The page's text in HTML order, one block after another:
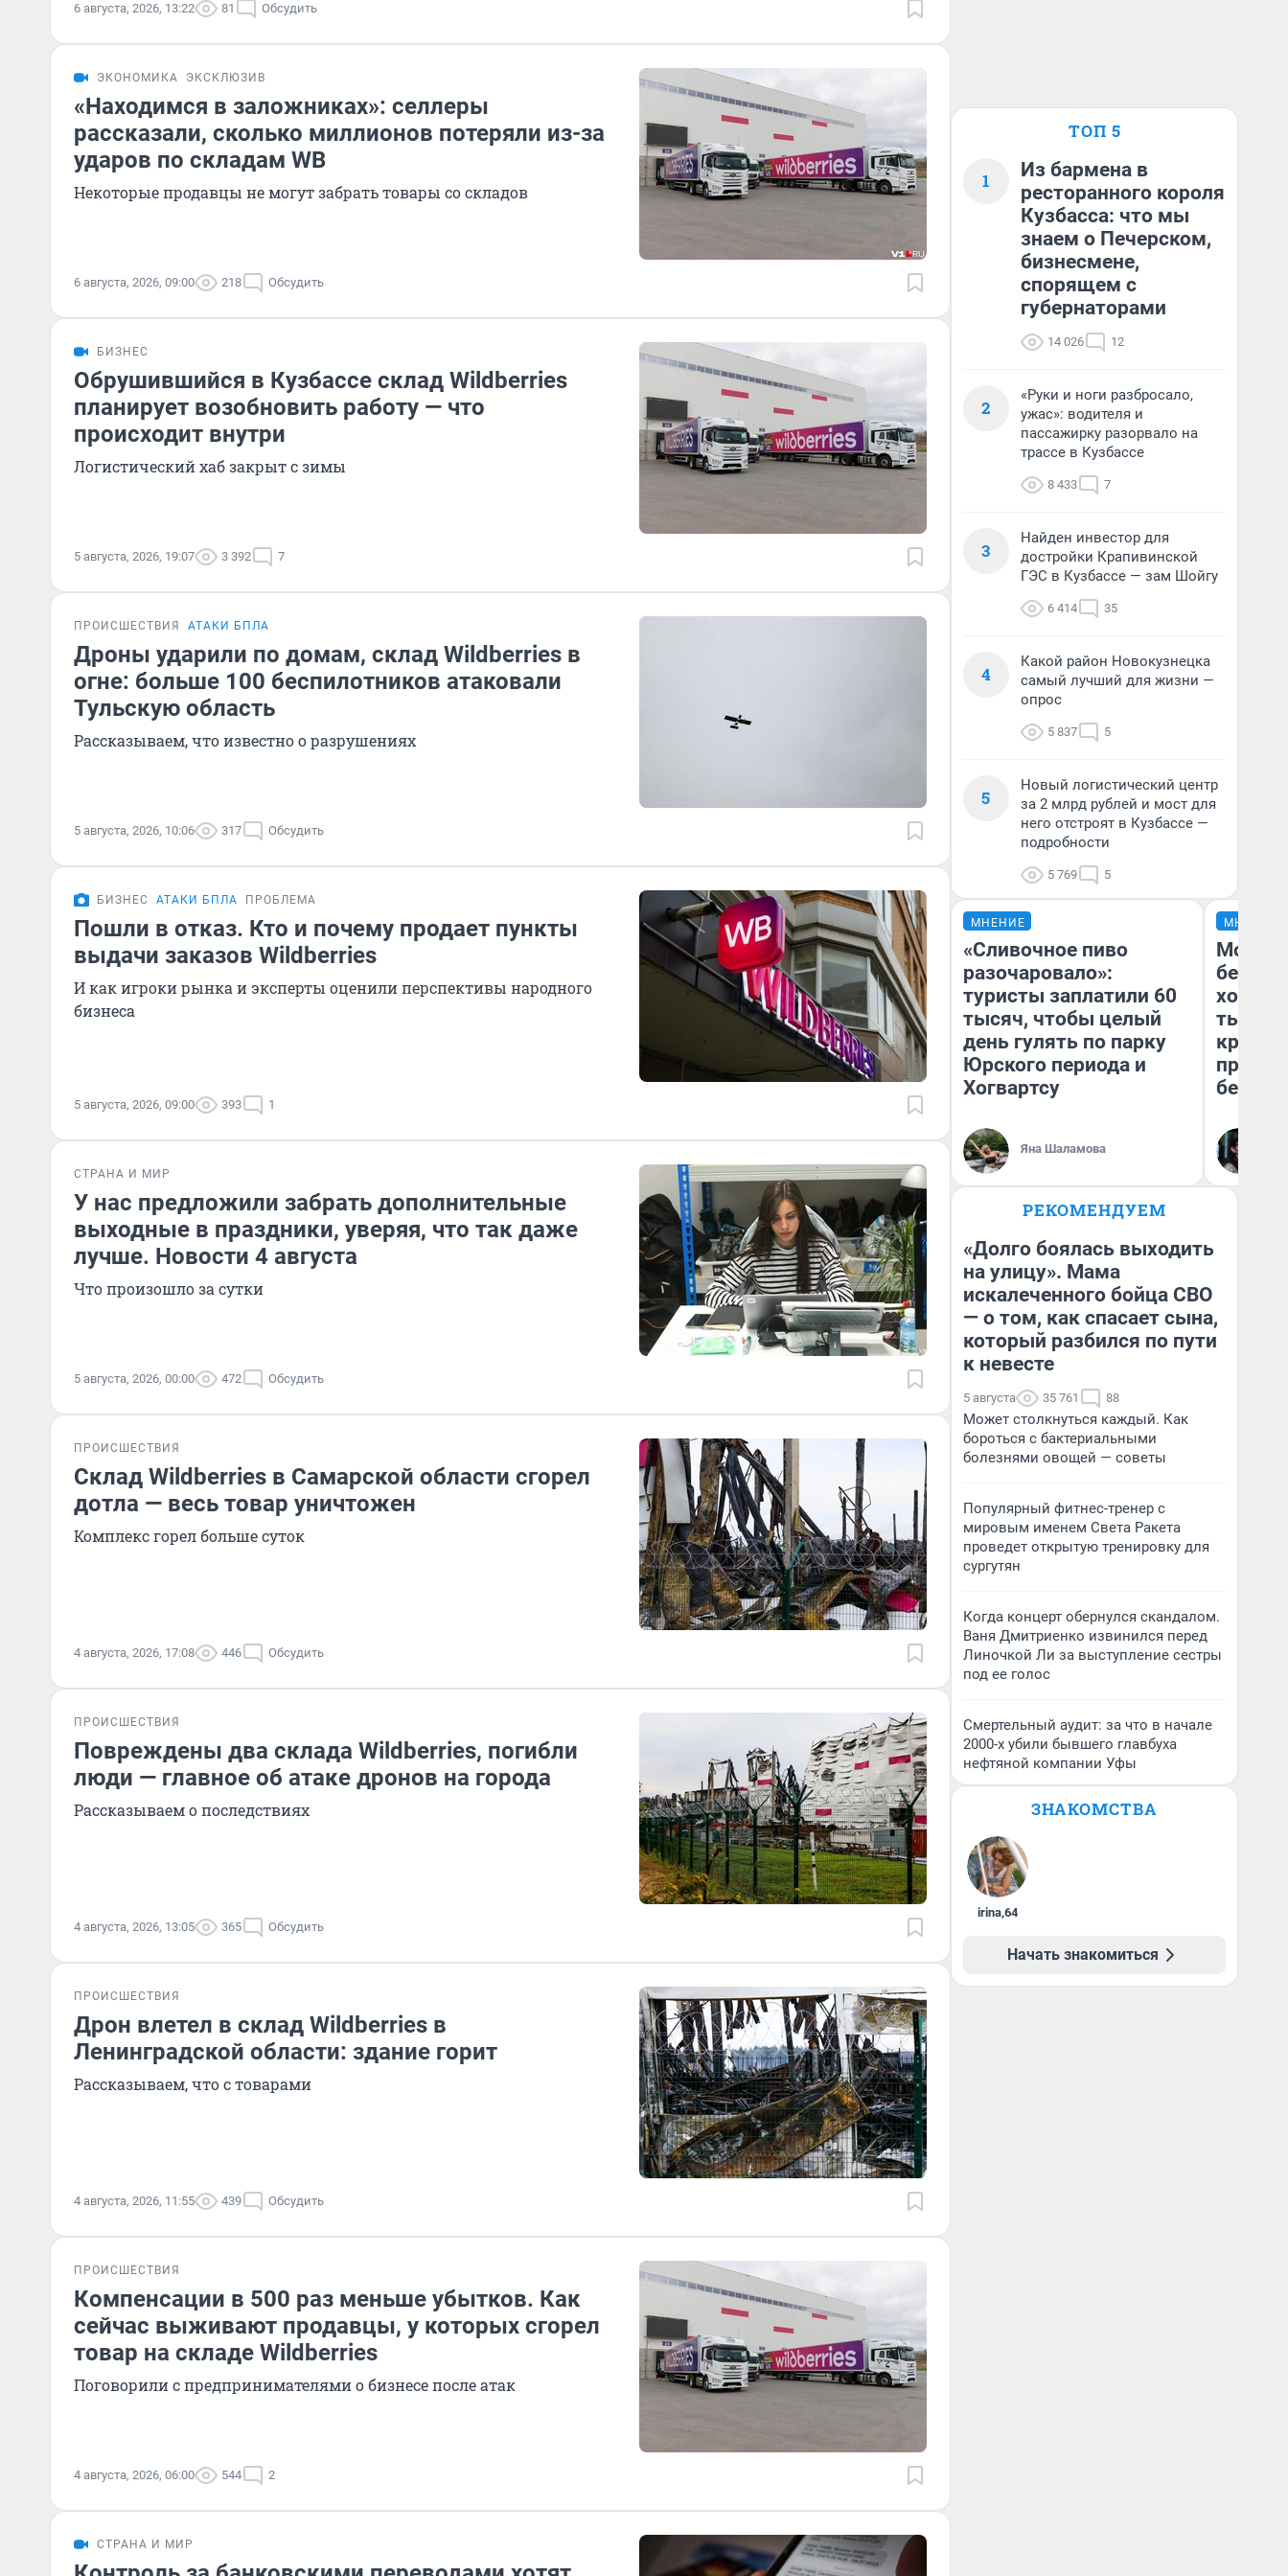
6 августа, 2026, 13:22 81 Обсудить
ЭКОНОМИКА ЭКСКЛЮЗИВ
«Находимся в заложниках»: селлеры
рассказали, сколько миллионов потеряли из-за
ударов по складам WB
Некоторые продавцы не могут забрать товары со складов
6 августа, 2026, 09:00 218 Обсудить
БИЗНЕС
Обрушившийся в Кузбассе склад Wildberries
планирует возобновить работу — что
происходит внутри
Логистический хаб закрыт с зимы
5 августа, 2026, 19:07 3 392 7
ПРОИСШЕСТВИЯ АТАКИ БПЛА
Дроны ударили по домам, склад Wildberries в
огне: больше 100 беспилотников атаковали
Тульскую область
Рассказываем, что известно о разрушениях
5 августа, 2026, 10:06 317 Обсудить
БИЗНЕС АТАКИ БПЛА ПРОБЛЕМА
Пошли в отказ. Кто и почему продает пункты
выдачи заказов Wildberries
И как игроки рынка и эксперты оценили перспективы народного
бизнеса
5 августа, 2026, 09:00 393 1
СТРАНА И МИР
У нас предложили забрать дополнительные
выходные в праздники, уверяя, что так даже
лучше. Новости 4 августа
Что произошло за сутки
5 августа, 2026, 00:00 472 Обсудить
ПРОИСШЕСТВИЯ
Склад Wildberries в Самарской области сгорел
дотла — весь товар уничтожен
Комплекс горел больше суток
4 августа, 2026, 17:08 446 Обсудить
ПРОИСШЕСТВИЯ
Повреждены два склада Wildberries, погибли
люди — главное об атаке дронов на города
Рассказываем о последствиях
4 августа, 2026, 13:05 365 Обсудить
ПРОИСШЕСТВИЯ
Дрон влетел в склад Wildberries в
Ленинградской области: здание горит
Рассказываем, что с товарами
4 августа, 2026, 11:55 439 Обсудить
ПРОИСШЕСТВИЯ
Компенсации в 500 раз меньше убытков. Как
сейчас выживают продавцы, у которых сгорел
товар на складе Wildberries
Поговорили с предпринимателями о бизнесе после атак
4 августа, 2026, 06:00 544 2
СТРАНА И МИР
ТОП 5
1
Из бармена в
ресторанного короля
Кузбасса: что мы
знаем о Печерском,
бизнесмене,
спорящем с
губернаторами
14 026 12
2
«Руки и ноги разбросало,
ужас»: водителя и
пассажирку разорвало на
трассе в Кузбассе
8 433 7
3
Найден инвестор для
достройки Крапивинской
ГЭС в Кузбассе — зам Шойгу
6 414 35
4
Какой район Новокузнецка
самый лучший для жизни —
опрос
5 837 5
5
Новый логистический центр
за 2 млрд рублей и мост для
него отстроят в Кузбассе —
подробности
5 769 5
МНЕНИЕ
«Сливочное пиво
разочаровало»:
туристы заплатили 60
тысяч, чтобы целый
день гулять по парку
Юрского периода и
Хогвартсу
Яна Шаламова
МНЕНИЕ
Мой
хотела
тысяч,
РЕКОМЕНДУЕМ
«Долго боялась выходить
на улицу». Мама
искалеченного бойца СВО
— о том, как спасает сына,
который разбился по пути
к невесте
5 августа 35 761 88
Может столкнуться каждый. Как
бороться с бактериальными
болезнями овощей — советы
Популярный фитнес-тренер с
мировым именем Света Ракета
проведет открытую тренировку для
сургутян
Когда концерт обернулся скандалом.
Ваня Дмитриенко извинился перед
Линочкой Ли за выступление сестры
под ее голос
Смертельный аудит: за что в начале
2000-х убили бывшего главбуха
нефтяной компании Уфы
ЗНАКОМСТВА
irina,64
Начать знакомиться